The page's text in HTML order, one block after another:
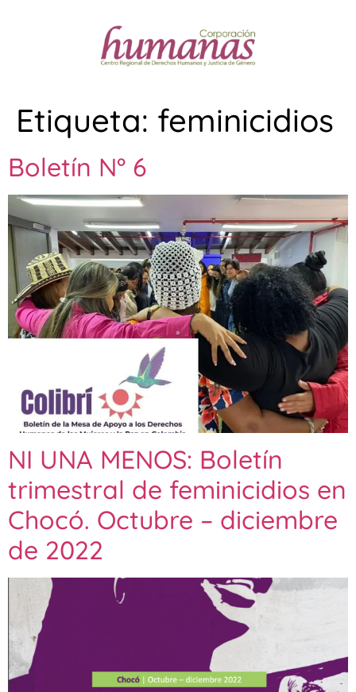
Etiqueta: feminicidios
Boletín N° 6
NI UNA MENOS: Boletín
trimestral de feminicidios en
Chocó. Octubre – diciembre
de 2022